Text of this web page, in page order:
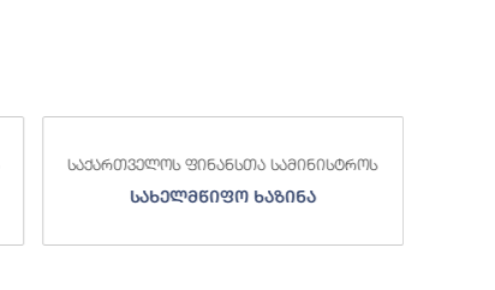
საქართველოს ფინანსთა სამინისტროს
სახელმწიფო ხაზინა